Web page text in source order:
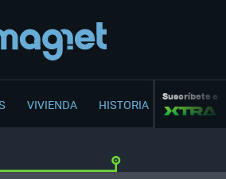
VIVIENDA HISTORIA Suscríbete a